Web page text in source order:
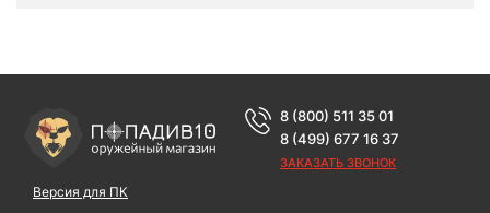
Версия для ПК
8 (800) 511 35 01
8 (499) 677 16 37
ЗАКАЗАТЬ ЗВОНОК